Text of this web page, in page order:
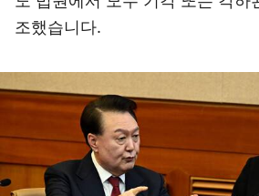
조했습니다.